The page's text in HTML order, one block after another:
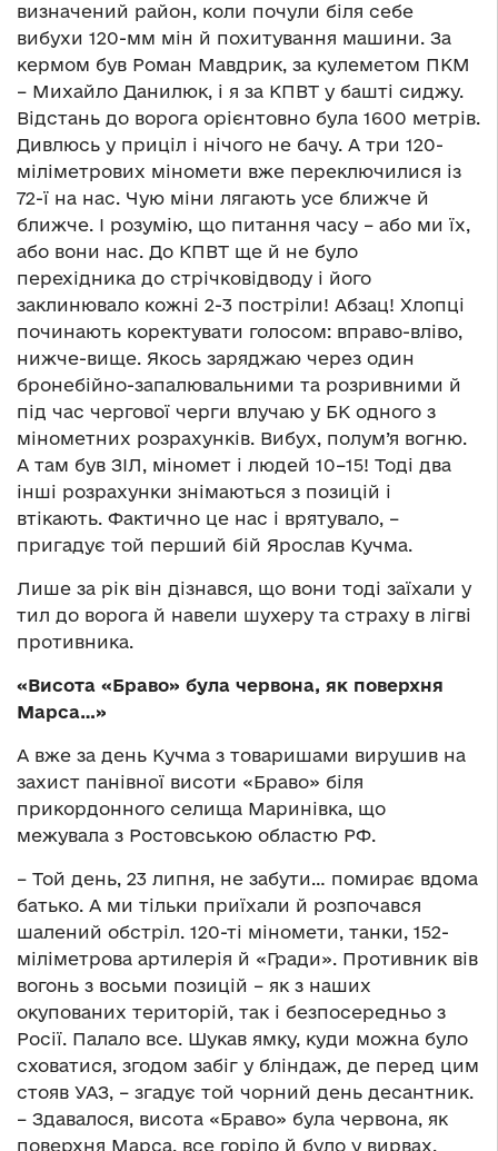
визначений район, коли почули біля себе
вибухи 120-мм мін й похитування машини. За
кермом був Роман Мавдрик, за кулеметом ПКМ
– Михайло Данилюк, і я за КПВТ у башті сиджу.
Відстань до ворога орієнтовно була 1600 метрів.
Дивлюсь у приціл і нічого не бачу. А три 120-
міліметрових міномети вже переключилися із
72-ї на нас. Чую міни лягають усе ближче й
ближче. І розумію, що питання часу – або ми їх,
або вони нас. До КПВТ ще й не було
перехідника до стрічковідводу і його
заклинювало кожні 2-3 постріли! Абзац! Хлопці
починають коректувати голосом: вправо-вліво,
нижче-вище. Якось заряджаю через один
бронебійно-запалювальними та розривними й
під час чергової черги влучаю у БК одного з
мінометних розрахунків. Вибух, полум’я вогню.
А там був ЗІЛ, міномет і людей 10–15! Тоді два
інші розрахунки знімаються з позицій і
втікають. Фактично це нас і врятувало, –
пригадує той перший бій Ярослав Кучма.
Лише за рік він дізнався, що вони тоді заїхали у
тил до ворога й навели шухеру та страху в лігві
противника.
«Висота «Браво» була червона, як поверхня
Марса…»
А вже за день Кучма з товаришами вирушив на
захист панівної висоти «Браво» біля
прикордонного селища Маринівка, що
межувала з Ростовською областю РФ.
– Той день, 23 липня, не забути… помирає вдома
батько. А ми тільки приїхали й розпочався
шалений обстріл. 120-ті міномети, танки, 152-
міліметрова артилерія й «Гради». Противник вів
вогонь з восьми позицій – як з наших
окупованих територій, так і безпосередньо з
Росії. Палало все. Шукав ямку, куди можна було
сховатися, згодом забіг у бліндаж, де перед цим
стояв УАЗ, – згадує той чорний день десантник.
– Здавалося, висота «Браво» була червона, як
поверхня Марса, все горіло й було у вирвах.